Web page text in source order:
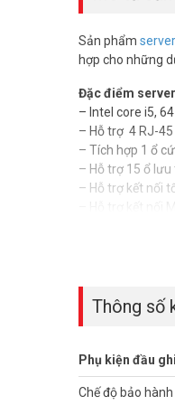
Sản phẩm
hợp cho những
Đặc điểm
– Intel core i5,
– Hỗ trợ 4 RJ-
– Tích hợp 1 ổ
– Hỗ trợ 15 ổ
– Hỗ trợ kết nối
– Công suất
– Nhiệt độ
​- Xuất xứ thương
– Bảo hành 24
Thông số
Phụ kiện đầu
Chế độ bảo hành